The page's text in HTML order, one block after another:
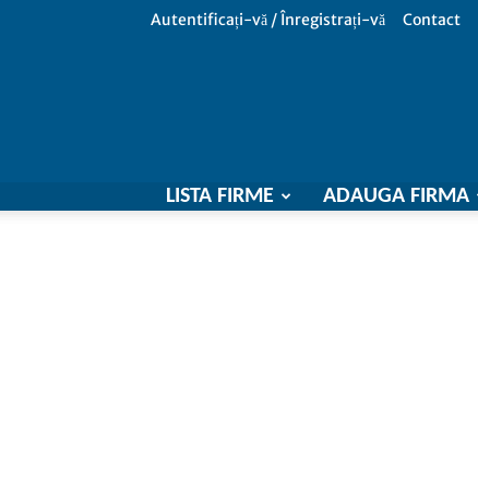
Autentificați-vă / Înregistrați-vă Contact
LISTA FIRME ADAUGA FIRMA